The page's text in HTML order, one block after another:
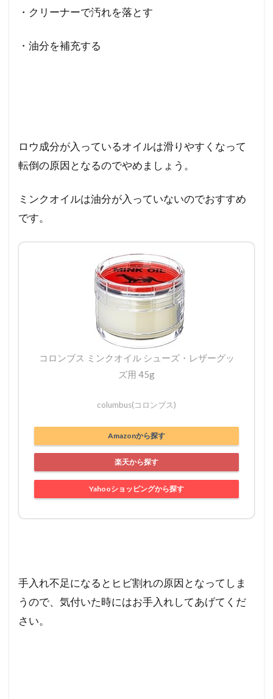
・クリーナーで汚れを落とす
・油分を補充する
ロウ成分が入っているオイルは滑りやすくなって
転倒の原因となるのでやめましょう。
ミンクオイルは油分が入っていないのでおすすめ
です。
コロンブス ミンクオイル シューズ・レザーグッ
ズ用 45g
columbus(コロンブス)
Amazonから探す
楽天から探す
Yahooショッピングから探す
手入れ不足になるとヒビ割れの原因となってしま
うので、気付いた時にはお手入れしてあげてくだ
さい。